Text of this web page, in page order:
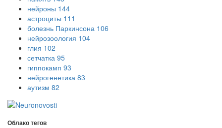
нейроны 144
астроциты 111
болезнь Паркинсона 106
нейрозоология 104
глия 102
сетчатка 95
гиппокамп 93
нейрогенетика 83
аутизм 82
Облако тегов